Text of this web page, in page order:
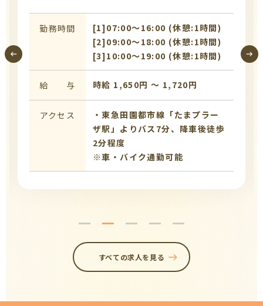
勤務時間
[1]07:00〜16:00 (休憩:1時間)
[2]09:00〜18:00 (休憩:1時間)
[3]10:00〜19:00 (休憩:1時間)
給 与 時給 1,650円 〜 1,720円
アクセス
・東急田園都市線「たまプラー
ザ駅」よりバス7分、降車後徒歩
2分程度
※車・バイク通勤可能
すべての求人を見る